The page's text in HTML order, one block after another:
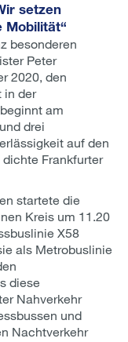
setzen
Mobilität“
besonderen
Peter
2020, den
in der
am
drei
auf den
Frankfurter
startete die
Kreis um 11.20
X58
als Metrobuslinie
diese
Nahverkehr
und
Nachtverkehr